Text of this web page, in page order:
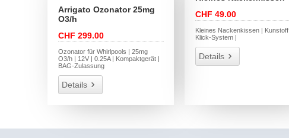
Arrigato Ozonator 25mg
O3/h
CHF 299.00
Ozonator für Whirlpools | 25mg
O3/h | 12V | 0.25A | Kompaktgerät |
BAG-Zulassung
Details
CHF 49.00
Kleines Nackenkissen | Kunstoff |
Klick-System |
Details